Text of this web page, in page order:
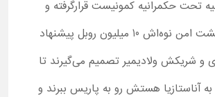
تحت حکمرانیه کمونیست قرارگرفته و
ماریا برای بازگشت امن نوه‌اش 10 میلیون روبل پیشنهاد
و شریکش ولادیمیر تصمیم می‌گیرند تا
آناستازیا هستش رو به پاریس ببرند و